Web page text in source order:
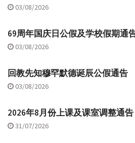
03/08/2026
69周年国庆日公假及学校假期通
03/08/2026
回教先知穆罕默德诞辰公假通告
03/08/2026
2026年8月份上课及课室调整通告
31/07/2026